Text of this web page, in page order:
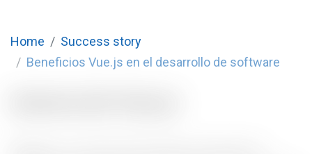
Home
Success story
Beneficios Vue.js en el desarrollo de software